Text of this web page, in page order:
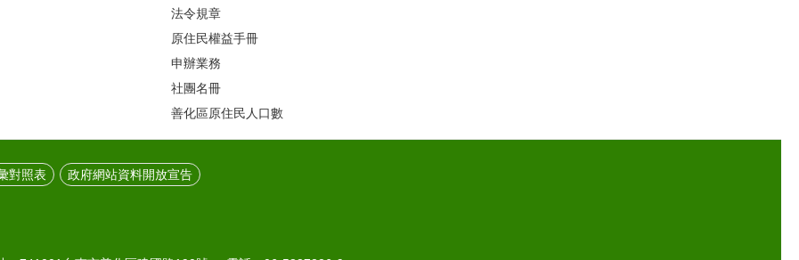
法令規章
原住民權益手冊
申辦業務
社團名冊
善化區原住民人口數
對照表 政府網站資料開放宣告